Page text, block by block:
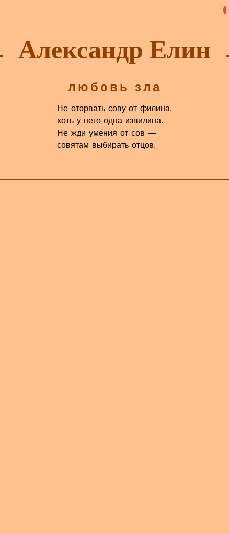
Александр Елин
любовь зла
Не оторвать сову от филина,
хоть у него одна извилина.
Не жди умения от сов —
совятам выбирать отцов.